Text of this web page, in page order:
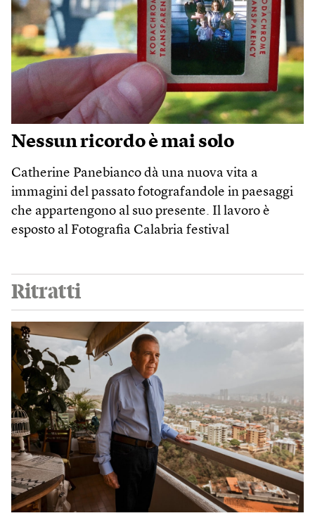
Nessun ricordo è mai solo
Catherine Panebianco dà una nuova vita a
immagini del passato fotografandole in paesaggi
che appartengono al suo presente. Il lavoro è
esposto al Fotografia Calabria festival
Ritratti